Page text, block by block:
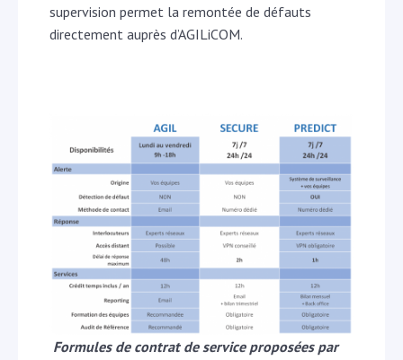
supervision permet la remontée de défauts
directement auprès d’AGILiCOM.
Formules de contrat de service proposées par